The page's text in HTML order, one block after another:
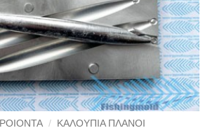
/ ΚΑΛΟΥΠΙΑ ΠΛΑΝΟΙ